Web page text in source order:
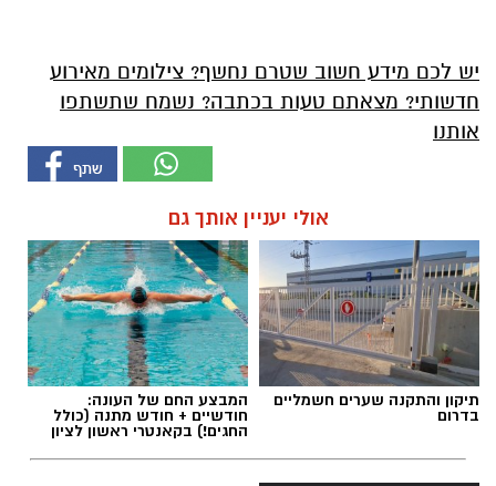
יש לכם מידע חשוב שטרם נחשף? צילומים מאירוע
חדשותי? מצאתם טעות בכתבה? נשמח שתשתפו
אותנו
אולי יעניין אותך גם
תיקון והתקנה שערים חשמליים
בדרום
המבצע החם של העונה:
חודשיים + חודש מתנה (כולל
החגים!) בקאנטרי ראשון לציון